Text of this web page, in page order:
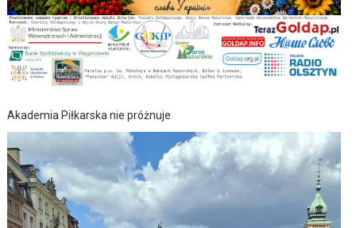
Akademia Piłkarska nie próżnuje